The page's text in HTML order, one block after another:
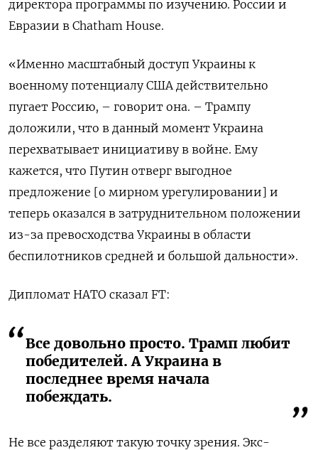
директора программы по изучению. России и
Евразии в Chatham House.
«Именно масштабный доступ Украины к
военному потенциалу США действительно
пугает Россию, – говорит она. – Трампу
доложили, что в данный момент Украина
перехватывает инициативу в войне. Ему
кажется, что Путин отверг выгодное
предложение [о мирном урегулировании] и
теперь оказался в затруднительном положении
из-за превосходства Украины в области
беспилотников средней и большой дальности».
Дипломат НАТО сказал FT:
Все довольно просто. Трамп любит
победителей. А Украина в
последнее время начала
побеждать.
Не все разделяют такую точку зрения. Экс-